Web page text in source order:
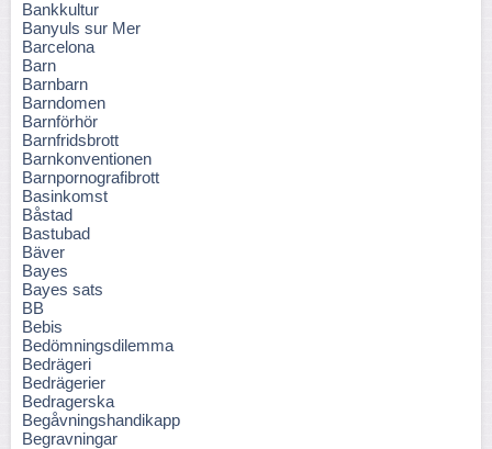
Bankkultur
Banyuls sur Mer
Barcelona
Barn
Barnbarn
Barndomen
Barnförhör
Barnfridsbrott
Barnkonventionen
Barnpornografibrott
Basinkomst
Båstad
Bastubad
Bäver
Bayes
Bayes sats
BB
Bebis
Bedömningsdilemma
Bedrägeri
Bedrägerier
Bedragerska
Begåvningshandikapp
Begravningar